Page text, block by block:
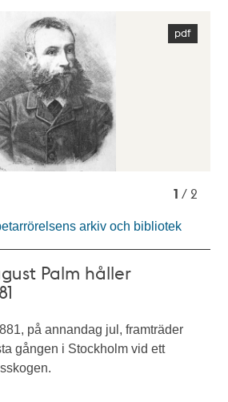
1 / 2
arkiv och bibliotek
Palm håller
på annandag jul, framträder
gången i Stockholm vid ett